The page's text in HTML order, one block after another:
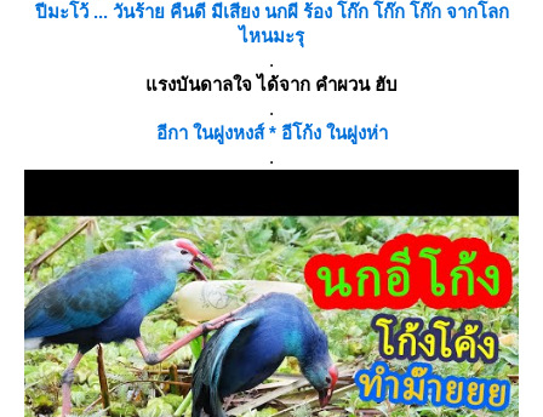
ปีมะโว้ ... วันร้าย คืนดี มีเสียง นกผี ร้อง โก๊ก โก๊ก โก๊ก จากโลก
ไหนมะรุ
.
รงบันดาลใจ ได้จาก คำผวน ฮับ
.
อีกา ในฝูงหงส์ * อีโก้ง ในฝูงห่า
.